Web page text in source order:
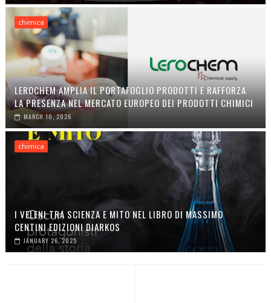
chimica
LEROCHEM AMPLIA IL PORTAFOGLIO PRODOTTI E RAFFORZA
LA PRESENZA NEL MERCATO EUROPEO DEI PRODOTTI CHIMICI
MARCH 10, 2026
chimica
I VELENI TRA SCIENZA E MITO NEL LIBRO DI MASSIMO
CENTINI EDIZIONI DIARKOS
JANUARY 26, 2025